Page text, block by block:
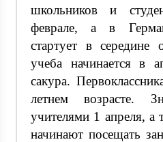
школьников и
феврале, а в
стартует в
учеба начинается в
сакура.
летнем возрасте.
учителями 1 апреля, а
начинают посещать